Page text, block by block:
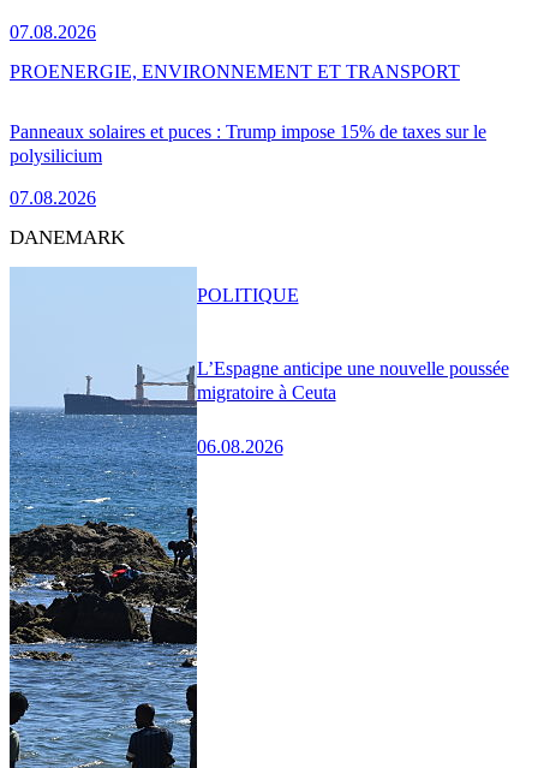
07.08.2026
Panneaux solaires et puces : Trump impose 15% de taxes sur le
polysilicium
07.08.2026
PROENERGIE, ENVIRONNEMENT ET TRANSPORT
DANEMARK
L’Espagne anticipe une nouvelle poussée
migratoire à Ceuta
06.08.2026
POLITIQUE